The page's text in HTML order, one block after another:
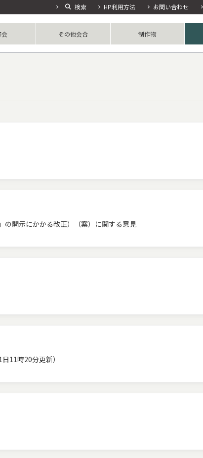
会 その他会合
研究会
懇談会
その他
制作物
ライブラリ
刊行物
検索 HP利用方法 お問い合わせ
の開示にかかる改正）（案）に関する意見
11時20分更新）